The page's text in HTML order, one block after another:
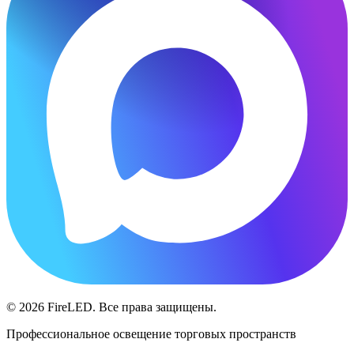
© 2026 FireLED. Все права защищены.
Профессиональное освещение торговых пространств